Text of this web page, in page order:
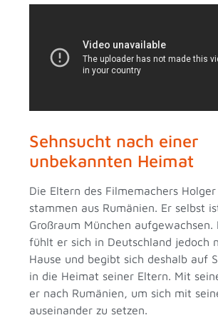
Sehnsucht nach einer
unbekannten Heimat
Die Eltern des Filmemachers
stammen aus Rumänien. Er selbst
Großraum München
fühlt er sich in Deutschland jedoch
Hause und begibt sich deshalb auf
in die Heimat seiner Eltern. Mit
er nach Rumänien, um sich mit
auseinander zu setzen.